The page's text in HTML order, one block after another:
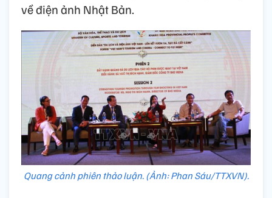
về điện ảnh Nhật Bản.
Quang cảnh phiên thảo luận. (Ảnh: Phan Sáu/TTXVN).